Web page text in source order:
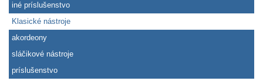
iné príslušenstvo
Klasické nástroje
akordeony
sláčikové nástroje
príslušenstvo